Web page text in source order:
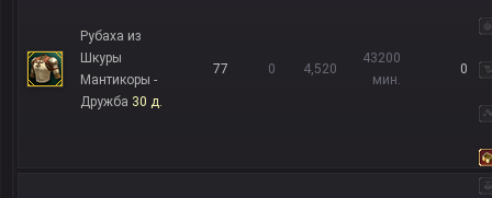
Рубаха из
Шкуры
Мантикоры -
Дружба 30 д.
77 0 4,520
43200
мин.
0